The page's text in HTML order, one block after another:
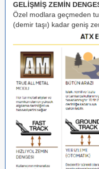
GELİŞMİŞ ZEMİN
Özel modlara geçmeden
(demir taşı) kadar geniş